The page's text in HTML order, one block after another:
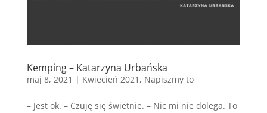
Kemping – Katarzyna Urbańska
maj 8, 2021 | Kwiecień 2021 , Napiszmy to
– Jest ok. – Czuję się świetnie. – Nic mi nie dolega. To